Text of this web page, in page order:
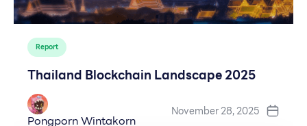
Report
Thailand Blockchain Landscape 2025
Pongporn Wintakorn
November 28, 2025